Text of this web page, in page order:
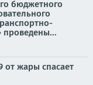
бюджетного
проведены...
от жары спасает